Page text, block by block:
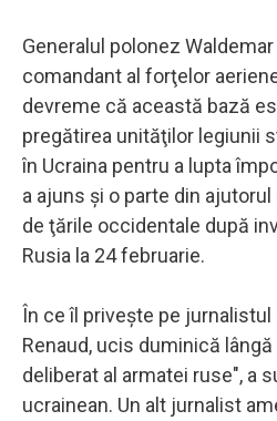
Generalul polonez
comandant al forţelor
devreme că această bază
pregătirea unităţilor legiunii
în Ucraina pentru a lupta
a ajuns şi o parte din
de ţările occidentale după
Rusia la 24 februarie.
În ce îl priveşte pe
Renaud, ucis duminică
deliberat al armatei ruse", a
ucrainean. Un alt jurnalist